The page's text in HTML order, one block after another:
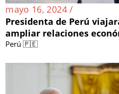
mayo 16, 2024 /
Presidenta de Perú
ampliar relaciones
Perú 🇵🇪